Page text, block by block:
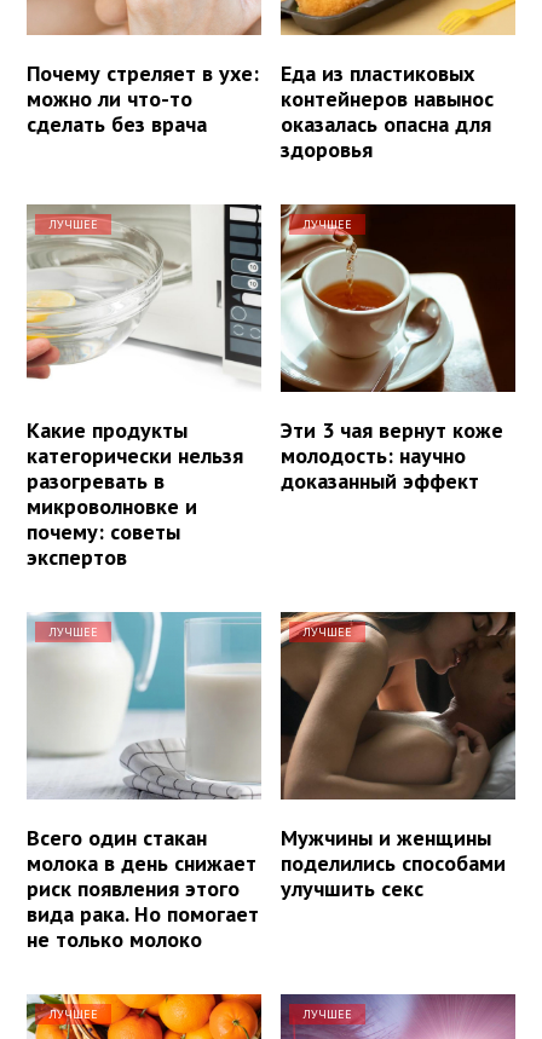
Почему стреляет в ухе:
можно ли что-то
сделать без врача
Еда из пластиковых
контейнеров навынос
оказалась опасна для
здоровья
ЛУЧШЕЕ
Какие продукты
категорически нельзя
разогревать в
микроволновке и
почему: советы
экспертов
ЛУЧШЕЕ
Эти 3 чая вернут коже
молодость: научно
доказанный эффект
ЛУЧШЕЕ
Всего один стакан
молока в день снижает
риск появления этого
вида рака. Но помогает
не только молоко
ЛУЧШЕЕ
Мужчины и женщины
поделились способами
улучшить секс
ЛУЧШЕЕ ЛУЧШЕЕ